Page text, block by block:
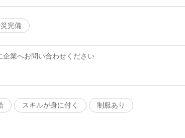
完備
業へお問い合わせください
スキルが身に付く 制服あり